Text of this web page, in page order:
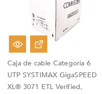
Caja de cable Categoría 6
UTP SYSTIMAX GigaSPEED
XL® 3071 ETL Verified,